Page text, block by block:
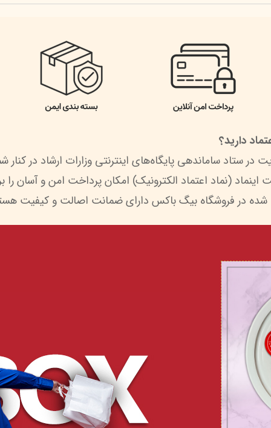
دارید؟
شده در فروشگاه بیگ باکس دارای ضمانت اصالت و کیفیت